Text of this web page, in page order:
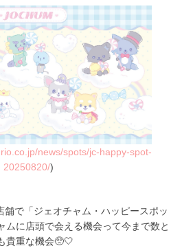
news/spots/jc-happy-spot-
20250820/)
で「ジェオチャム・ハッピースポッ
ムに店頭で会える機会って今まで数と
貴重な機会🥺🤍